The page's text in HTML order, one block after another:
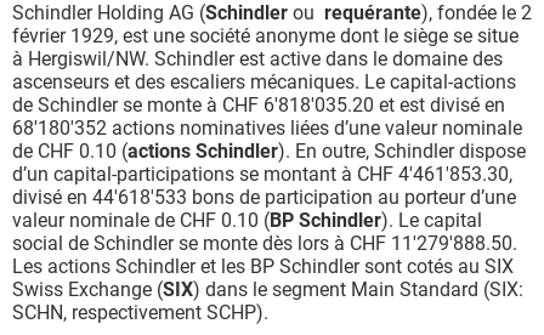
Schindler Holding AG (Schindler ou requérante), fondée le 2
février 1929, est une société anonyme dont le siège se situe
à Hergiswil/NW. Schindler est active dans le domaine des
ascenseurs et des escaliers mécaniques. Le capital-actions
de Schindler se monte à CHF 6'818'035.20 et est divisé en
68'180'352 actions nominatives liées d’une valeur nominale
de CHF 0.10 (actions Schindler). En outre, Schindler dispose
d’un capital-participations se montant à CHF 4'461'853.30,
divisé en 44'618'533 bons de participation au porteur d’une
valeur nominale de CHF 0.10 (BP Schindler). Le capital
social de Schindler se monte dès lors à CHF 11'279'888.50.
Les actions Schindler et les BP Schindler sont cotés au SIX
Swiss Exchange (SIX) dans le segment Main Standard (SIX:
SCHN, respectivement SCHP).